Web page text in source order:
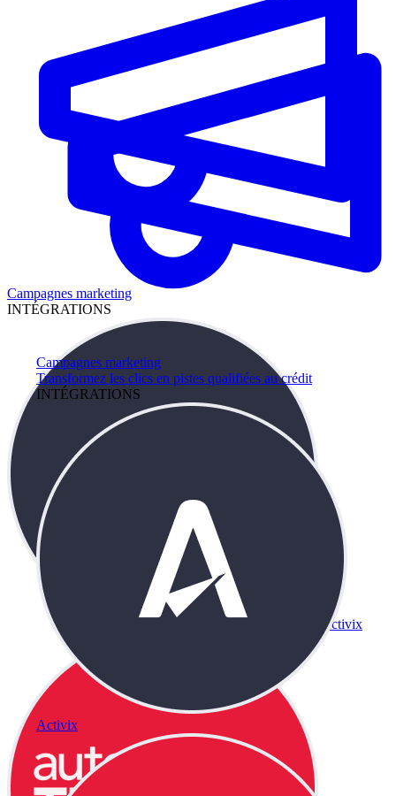
Campagnes marketing
Transformez les clics en pistes qualifiées au crédit
INTÉGRATIONS
Activix
Campagnes marketing
INTÉGRATIONS
Activix